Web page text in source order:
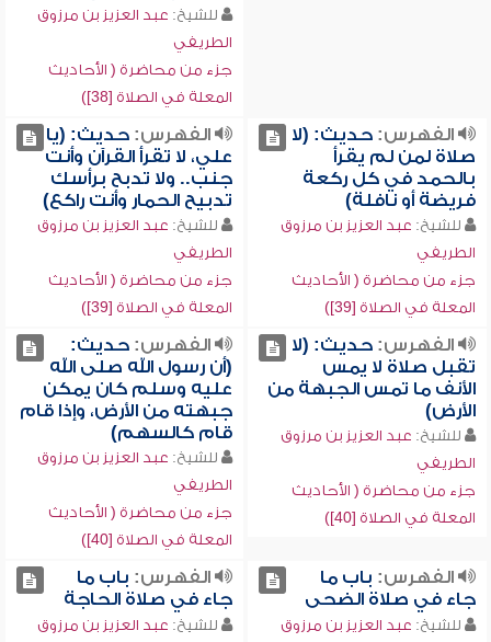
للشيخ: عبد العزيز بن مرزوق
الطريفي
جزء من محاضرة ( الأحاديث
المعلة في الصلاة [38])
الفهرس:حديث: (لا
صلاة لمن لم يقرأ
بالحمد في كل ركعة
فريضة أو نافلة)
للشيخ: عبد العزيز بن مرزوق
الطريفي
جزء من محاضرة ( الأحاديث
المعلة في الصلاة [39])
الفهرس:حديث: (يا
علي، لا تقرأ القرآن وأنت
جنب.. ولا تدبح برأسك
تدبيح الحمار وأنت راكع)
للشيخ: عبد العزيز بن مرزوق
الطريفي
جزء من محاضرة ( الأحاديث
المعلة في الصلاة [39])
الفهرس:حديث: (لا
تقبل صلاة لا يمس
الأنف ما تمس الجبهة من
الأرض)
للشيخ: عبد العزيز بن مرزوق
الطريفي
جزء من محاضرة ( الأحاديث
المعلة في الصلاة [40])
الفهرس:حديث:
(أن رسول الله صلى الله
عليه وسلم كان يمكن
جبهته من الأرض، وإذا قام
قام كالسهم)
للشيخ: عبد العزيز بن مرزوق
الطريفي
جزء من محاضرة ( الأحاديث
المعلة في الصلاة [40])
الفهرس: باب ما
جاء في صلاة الضحى
للشيخ: عبد العزيز بن مرزوق
الفهرس: باب ما
جاء في صلاة الحاجة
للشيخ: عبد العزيز بن مرزوق